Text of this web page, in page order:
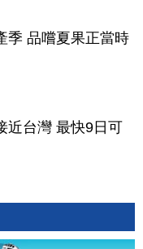
季 品嚐夏果正當時
近台灣 最快9日可